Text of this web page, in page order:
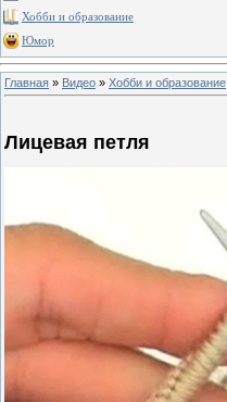
Хобби и образование
Юмор
Главная » Видео » Хобби и образование
Лицевая петля